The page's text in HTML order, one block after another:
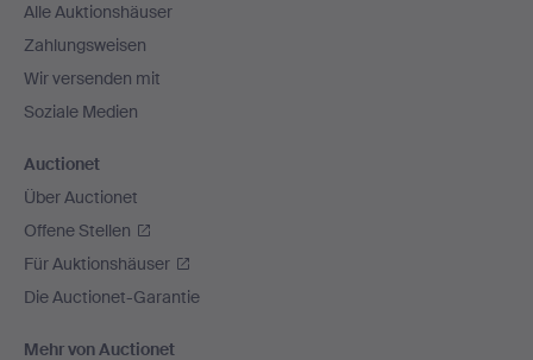
Alle Auktionshäuser
Zahlungsweisen
Wir versenden mit
Soziale Medien
Auctionet
Über Auctionet
Offene Stellen
Für Auktionshäuser
Die Auctionet-Garantie
Mehr von Auctionet